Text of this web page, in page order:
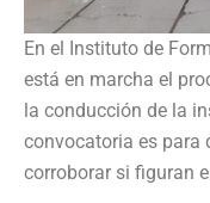
En el Instituto de
está en marcha el
la conducción de la
convocatoria es para
corroborar si figuran